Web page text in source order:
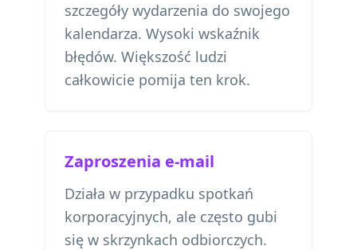
szczegóły wydarzenia do swojego
kalendarza. Wysoki wskaźnik
błędów. Większość ludzi
całkowicie pomija ten krok.
Zaproszenia e-mail
Działa w przypadku spotkań
korporacyjnych, ale często gubi
się w skrzynkach odbiorczych.